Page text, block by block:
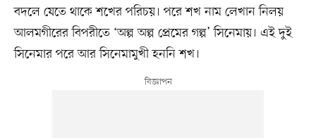
বদলে যেতে থাকে শখের পরিচয়। পরে শখ নাম লেখান নিলয়
আলমগীরের বিপরীতে ‘অল্প অল্প প্রেমের গল্প’ সিনেমায়। এই দুই
সিনেমার পরে আর সিনেমামুখী হননি শখ।